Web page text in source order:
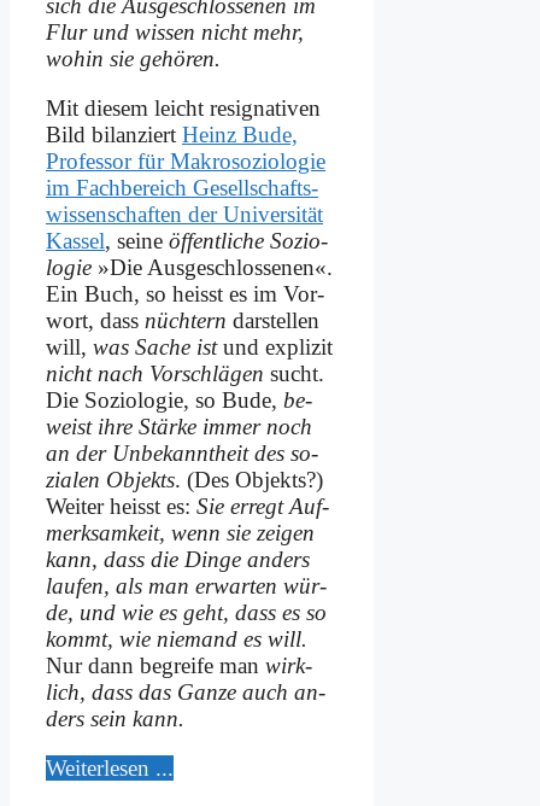
sich die Aus­ge­schlos­se­nen im
Flur und wis­sen nicht mehr,
wo­hin sie ge­hö­ren.
Mit die­sem leicht re­si­gna­ti­ven
Bild bi­lan­ziert Heinz Bu­de,
Pro­fes­sor für Ma­kro­so­zio­lo­gie
im Fach­be­reich Ge­sell­schafts­
wis­sen­schaf­ten der Uni­ver­si­tät
Kas­sel, sei­ne öf­fent­li­che So­zio­
lo­gie »Die Aus­ge­schlos­se­nen«.
Ein Buch, so heisst es im Vor­
wort, dass nüch­tern dar­stel­len
will, was Sa­che istund ex­pli­zit
nicht nach Vor­schlä­gen sucht.
Die So­zio­lo­gie, so Bu­de, be­
weist ih­re Stär­ke im­mer noch
an der Un­be­kannt­heit des so­
zia­len Ob­jekts. (Des Ob­jekts?)
Wei­ter heisst es: Sie er­regt Auf­
merk­sam­keit, wenn sie zei­gen
kann, dass die Din­ge an­ders
lau­fen, als man er­war­ten wür­
de, und wie es geht, dass es so
kommt, wie nie­mand es will.
Nur dann be­grei­fe man wirk­
lich, dass das Gan­ze auch an­
ders sein kann.
Wei­ter­le­sen ...